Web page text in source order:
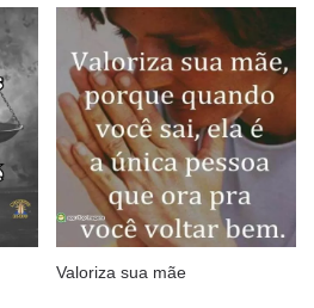
Valoriza sua mãe